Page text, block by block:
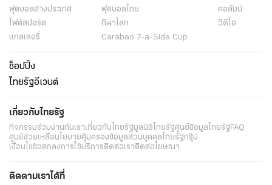
ฟุตบอลต่่างประเทศ ฟุตบอลไทย
คอลัมน์
ไฟต์สปอร์ต
กีฬาโลก
วิดีโอ
แกลเลอรี่
Carabao 7-a-Side Cup
ช็อปปิ้ง
ไทยรัฐอีเวนต์
เกี่ยวกับไทยรัฐ
กิจกรรมร่วมงานกับเราเกี่ยวกับไทยรัฐมูลนิธิไทยรัฐศูนย์ข้อมูลไทยรัฐ FAQ
ศูนย์ช่วยเหลือนโยบายคุ้มครองข้อมูลส่วนบุคคลไทยรัฐกรุ๊ป
เงื่อนไขข้อตกลงการใช้บริการติดต่อเราติดต่อโฆษณา
ติดตามเราได้ที่